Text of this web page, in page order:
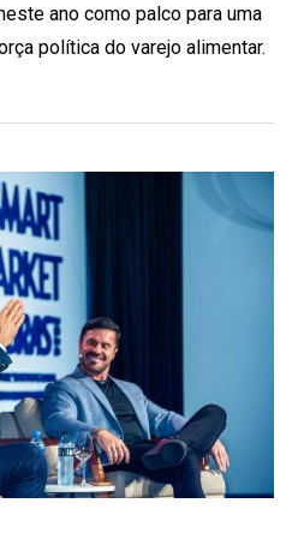
ano como palco para uma
política do varejo alimentar.